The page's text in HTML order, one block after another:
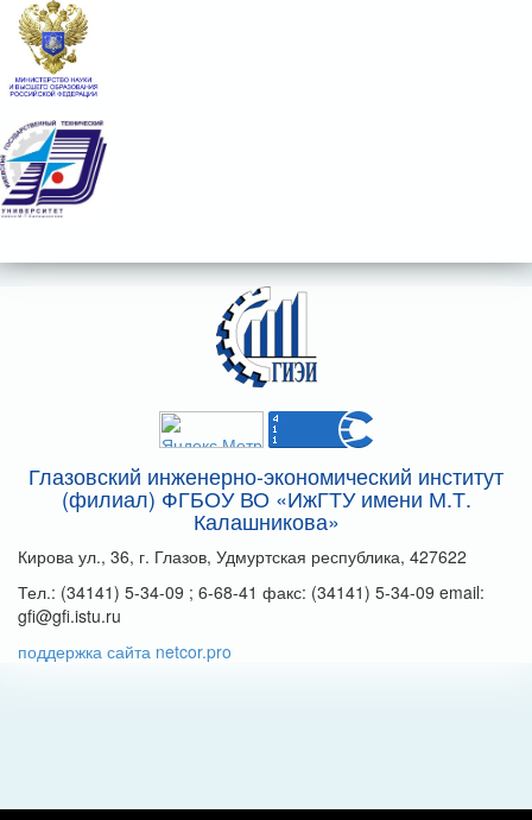
Глазовский инженерно-экономический институт
(филиал) ФГБОУ ВО «ИжГТУ имени М.Т.
Калашникова»
Кирова ул., 36, г. Глазов, Удмуртская республика, 427622
Тел.: (34141) 5-34-09 ; 6-68-41 факс: (34141) 5-34-09 email:
gfi@gfi.istu.ru
поддержка сайта netcor.pro